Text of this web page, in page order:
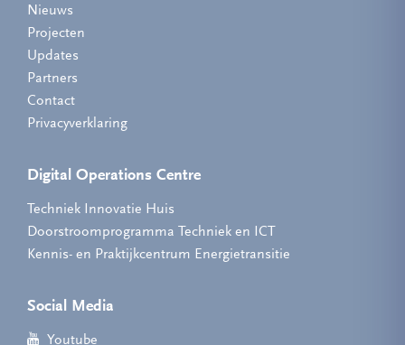
Nieuws
Projecten
Updates
Partners
Contact
Privacyverklaring
Digital Operations Centre
Techniek Innovatie Huis
Doorstroomprogramma Techniek en ICT
Kennis- en Praktijkcentrum Energietransitie
Social Media
Youtube